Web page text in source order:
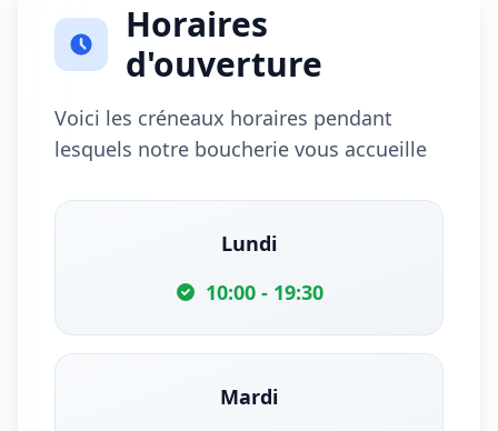
Horaires
d'ouverture
Voici les créneaux horaires pendant
lesquels notre boucherie vous accueille
Lundi
10:00 - 19:30
Mardi